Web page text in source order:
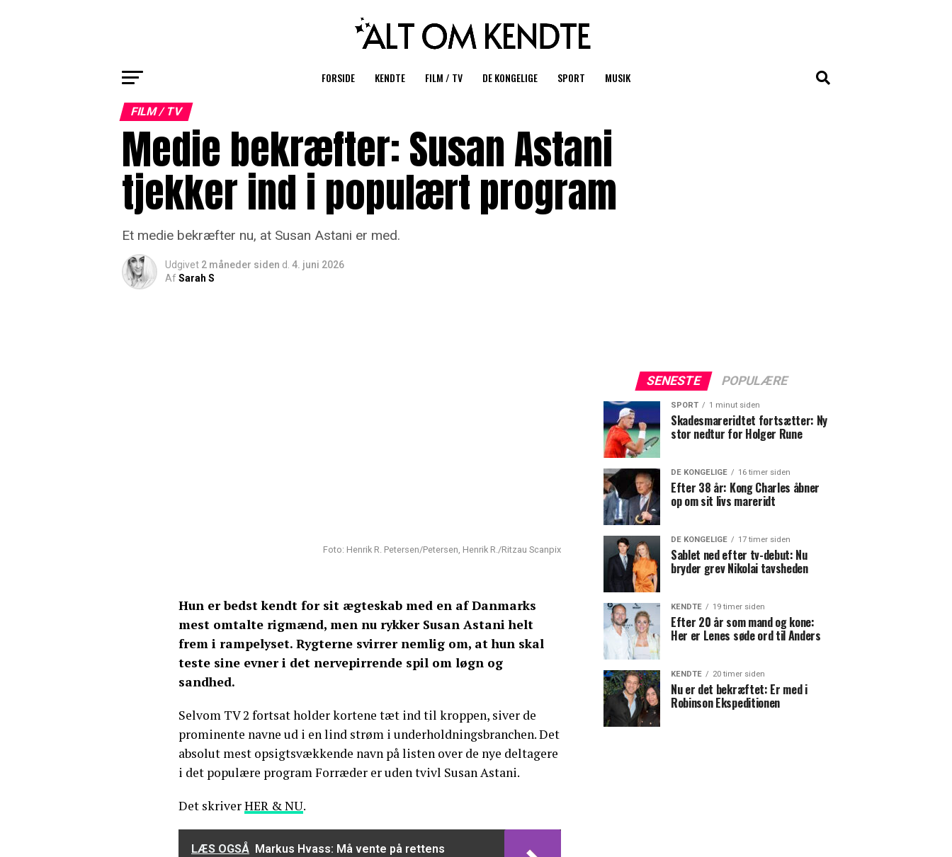
FORSIDE KENDTE FILM / TV DE KONGELIGE SPORT MUSIK
FILM / TV
Medie bekræfter: Susan Astani
tjekker ind i populært program
Et medie bekræfter nu, at Susan Astani er med.
Udgivet 2 måneder siden d. 4. juni 2026
AfSarah S
Foto: Henrik R. Petersen/Petersen, Henrik R./Ritzau Scanpix
Hun er bedst kendt for sit ægteskab med en af Danmarks
mest omtalte rigmænd, men nu rykker Susan Astani helt
frem i rampelyset. Rygterne svirrer nemlig om, at hun skal
teste sine evner i det nervepirrende spil om løgn og
sandhed.
Selvom TV 2 fortsat holder kortene tæt ind til kroppen, siver de
prominente navne ud i en lind strøm i underholdningsbranchen. Det
absolut mest opsigtsvækkende navn på listen over de nye deltagere
i det populære program Forræder er uden tvivl Susan Astani.
Det skriverHER & NU.
LÆS OGSÅ Markus Hvass: Må vente på rettens
SENESTE POPULÆRE
SPORT 1 minut siden
Skadesmareridtet fortsætter: Ny
stor nedtur for Holger Rune
DE KONGELIGE 16 timer siden
Efter 38 år: Kong Charles åbner
op om sit livs mareridt
DE KONGELIGE 17 timer siden
Sablet ned efter tv-debut: Nu
bryder grev Nikolai tavsheden
KENDTE 19 timer siden
Efter 20 år som mand og kone:
Her er Lenes søde ord til Anders
KENDTE 20 timer siden
Nu er det bekræftet: Er med i
Robinson Ekspeditionen